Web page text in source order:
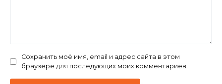
Сохранить моё имя, email и адрес сайта в этом
браузере для последующих моих комментариев.